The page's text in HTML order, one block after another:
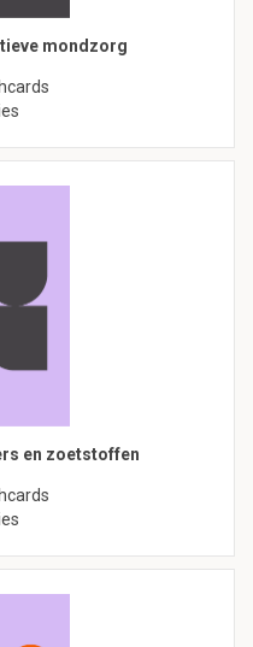
mondzorg
en zoetstoffen